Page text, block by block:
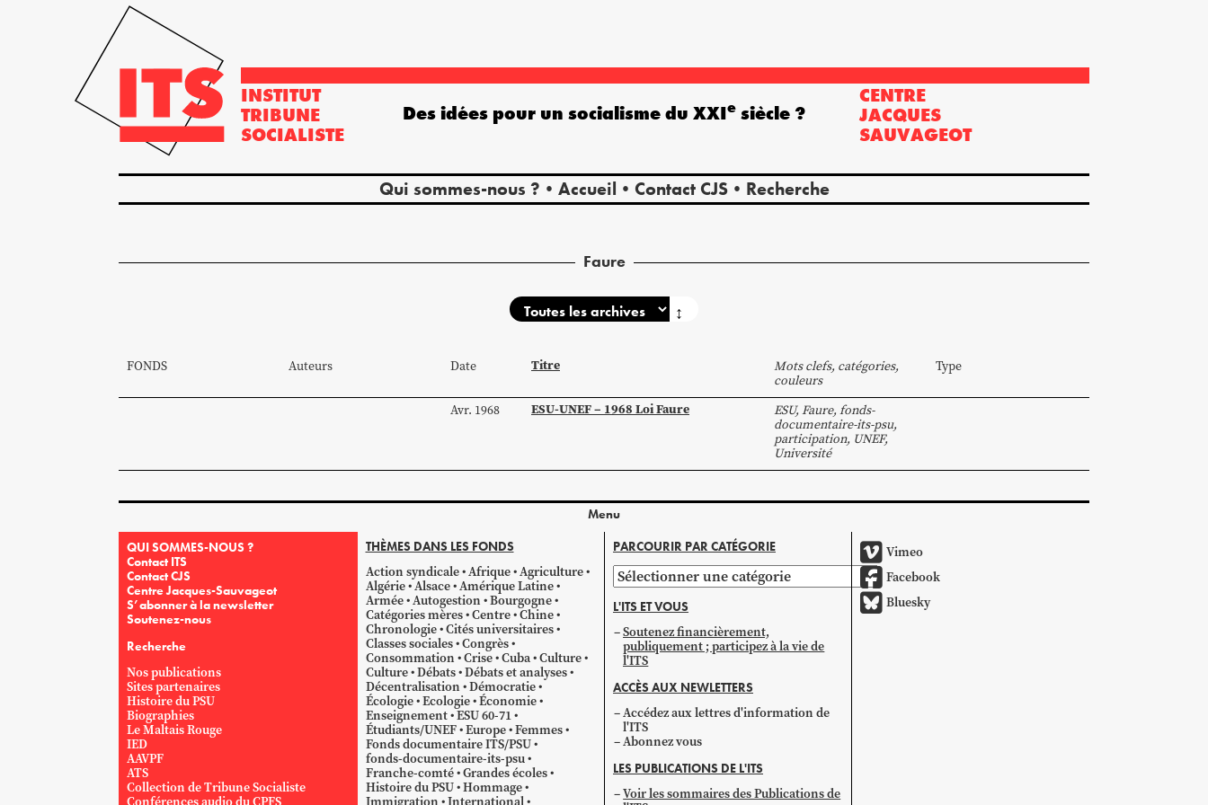
INSTITUT
TRIBUNE
SOCIALISTE
CENTRE
JACQUES
SAUVAGEOT
Qui sommes-nous ? Accueil Contact CJS Recherche
Des idées pour un socialisme du XXIe siècle ?
Faure
↕
FONDS Auteurs Date Titre
Mots clefs, catégories,
couleurs
Type
Avr. 1968 ESU-UNEF – 1968 Loi Faure ESU, Faure, fonds-
documentaire-its-psu,
participation, UNEF,
Université
Menu
QUI SOMMES-NOUS ?
Contact ITS
Contact CJS
Centre Jacques-Sauvageot
S’abonner à la newsletter
Soutenez-nous
Recherche
Nos publications
Sites partenaires
Histoire du PSU
Biographies
Le Maltais Rouge
IED
AAVPF
ATS
Collection de Tribune Socialiste
Conférences audio du CPFS
THÈMES DANS LES FONDS
Action syndicale Afrique Agriculture
Algérie Alsace Amérique Latine
Armée Autogestion Bourgogne
Catégories mères Centre Chine
Chronologie Cités universitaires
Classes sociales Congrès
Consommation Crise Cuba Culture
Culture Débats Débats et analyses
Décentralisation Démocratie
Écologie Ecologie Économie
Enseignement ESU 60-71
Étudiants/UNEF Europe Femmes
Fonds documentaire ITS/PSU
fonds-documentaire-its-psu
Franche-comté Grandes écoles
Histoire du PSU Hommage
Immigration International
PARCOURIR PAR CATÉGORIE
Parcourir
par
catégorie
L'ITS ET VOUS
Soutenez financièrement,
publiquement ; participez à la vie de
l'ITS
ACCÈS AUX NEWLETTERS
Accédez aux lettres d'information de
l'ITS
Abonnez vous
LES PUBLICATIONS DE L'ITS
Voir les sommaires des Publications de
Vimeo
Facebook
Bluesky